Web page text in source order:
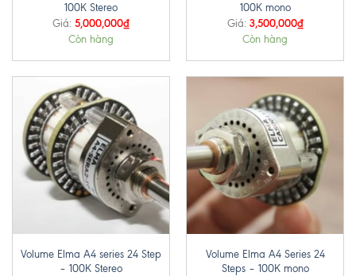
100K Stereo
Giá: 5,000,000₫
Còn hàng
100K mono
Giá: 3,500,000₫
Còn hàng
Volume Elma A4 series 24 Step
– 100K Stereo
Volume Elma A4 Series 24
Steps – 100K mono